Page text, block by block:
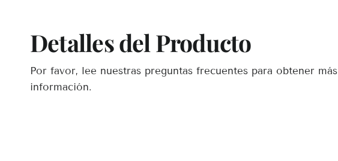
Detalles del Producto
Por favor, lee nuestras preguntas frecuentes para obtener más
información.